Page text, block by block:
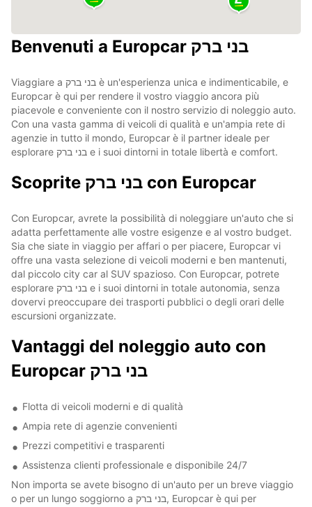
Benvenuti a Europcar בני ברק
Viaggiare a בני ברק è un'esperienza unica e indimenticabile, e
Europcar è qui per rendere il vostro viaggio ancora più
piacevole e conveniente con il nostro servizio di noleggio auto.
Con una vasta gamma di veicoli di qualità e un'ampia rete di
agenzie in tutto il mondo, Europcar è il partner ideale per
esplorare בני ברק e i suoi dintorni in totale libertà e comfort.
Scoprite בני ברק con Europcar
Con Europcar, avrete la possibilità di noleggiare un'auto che si
adatta perfettamente alle vostre esigenze e al vostro budget.
Sia che siate in viaggio per affari o per piacere, Europcar vi
offre una vasta selezione di veicoli moderni e ben mantenuti,
dal piccolo city car al SUV spazioso. Con Europcar, potrete
esplorare בני ברק e i suoi dintorni in totale autonomia, senza
dovervi preoccupare dei trasporti pubblici o degli orari delle
escursioni organizzate.
Vantaggi del noleggio auto con
Europcar בני ברק
Flotta di veicoli moderni e di qualità
Ampia rete di agenzie convenienti
Prezzi competitivi e trasparenti
Assistenza clienti professionale e disponibile 24/7
Non importa se avete bisogno di un'auto per un breve viaggio
o per un lungo soggiorno a בני ברק, Europcar è qui per